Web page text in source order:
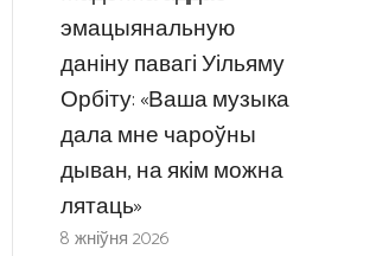
эмацыянальную
даніну павагі Уільяму
Орбіту: «Ваша музыка
дала мне чароўны
дыван, на якім можна
лятаць»
8 жніўня 2026